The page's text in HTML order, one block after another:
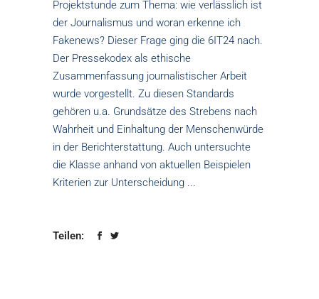
Projektstunde zum Thema: wie verlässlich ist
der Journalismus und woran erkenne ich
Fakenews? Dieser Frage ging die 6IT24 nach.
Der Pressekodex als ethische
Zusammenfassung journalistischer Arbeit
wurde vorgestellt. Zu diesen Standards
gehören u.a. Grundsätze des Strebens nach
Wahrheit und Einhaltung der Menschenwürde
in der Berichterstattung. Auch untersuchte
die Klasse anhand von aktuellen Beispielen
Kriterien zur Unterscheidung
Teilen: